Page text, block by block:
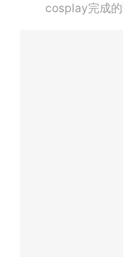
cosplay完成